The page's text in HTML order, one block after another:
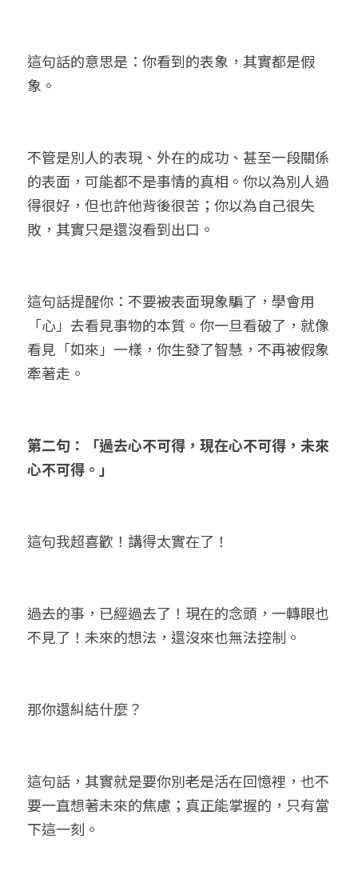
這句話的意思是：你看到的表象，其實都是假
象。
不管是別人的表現、外在的成功、甚至一段關係
的表面，可能都不是事情的真相。你以為別人過
得很好，但也許他背後很苦；你以為自己很失
敗，其實只是還沒看到出口。
這句話提醒你：不要被表面現象騙了，學會用
「心」去看見事物的本質。你一旦看破了，就像
看見「如來」一樣，你生發了智慧，不再被假象
牽著走。
第二句：「過去心不可得，現在心不可得，未來
心不可得。」
這句我超喜歡！講得太實在了！
過去的事，已經過去了！現在的念頭，一轉眼也
不見了！未來的想法，還沒來也無法控制。
那你還糾結什麼？
這句話，其實就是要你別老是活在回憶裡，也不
要一直想著未來的焦慮；真正能掌握的，只有當
下這一刻。